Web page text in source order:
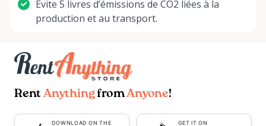
Évite 5 livres d’émissions de CO2 liées à la
production et au transport.
Rent AnythingfromAnyone!
DOWNLOAD ON THE GET IT ON